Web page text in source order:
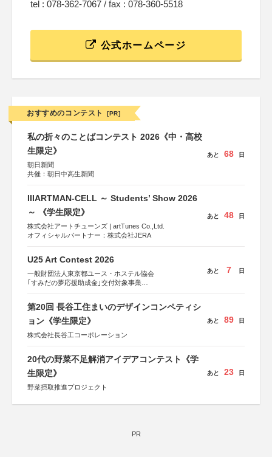
tel : 078-362-7067 / fax : 078-360-5518
公式ホームページ
おすすめのコンテスト [PR]
私の折々のことばコンテスト 2026《中・高校
生限定》
朝日新聞
共催：朝日中高生新聞
あと 68 日
IIIARTMAN-CELL ～ Students’ Show 2026
～ 《学生限定》
株式会社アートチューンズ | artTunes Co.,Ltd.
オフィシャルパートナー：株式会社JERA
あと 48 日
U25 Art Contest 2026
一般財団法人東京都ユース・ホステル協会
｢すみだの夢応援助成金｣交付対象事業
あと 7 日
第20回 長谷工住まいのデザインコンペティシ
ョン《学生限定》
株式会社長谷工コーポレーション
あと 89 日
20代の野菜不足解消アイデアコンテスト《学
生限定》
野菜摂取推進プロジェクト
あと 23 日
PR